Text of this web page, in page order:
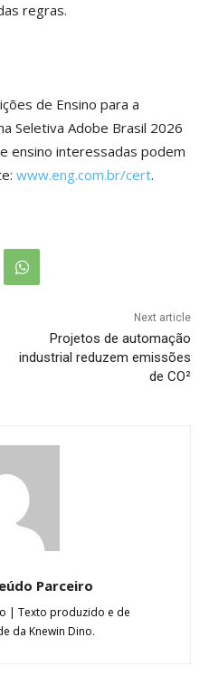
regras.
de Ensino para a
Seletiva Adobe Brasil 2026
ensino interessadas podem
www.eng.com.br/cert.
Next article
Projetos de automação
industrial reduzem emissões
de CO²
Parceiro
| Texto produzido e de
da Knewin Dino.